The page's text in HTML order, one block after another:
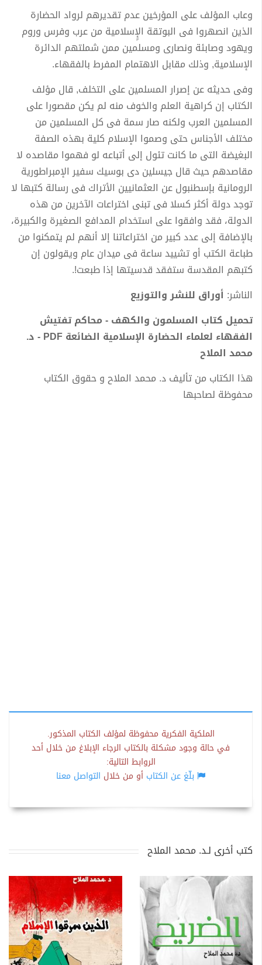
وعاب المؤلف على المؤرخين عدم تقديرهم لرواد الحضارة
الذين انصهروا فى البوتقة الإٍسلامية من عرب وفرس وروم
ويهود وصابئة ونصارى ومسلمين ممن شملتهم الدائرة
الإسلامية, وذلك مقابل الاهتمام المفرط بالفقهاء.
وفى حديثه عن إصرار المسلمين على التخلف, قال مؤلف
الكتاب إن كراهية العلم والخوف منه لم يكن مقصورا على
المسلمين العرب ولكنه صار سمة فى كل المسلمين من
مختلف الأجناس حتى وصموا الإسلام كلية بهذه الصفة
البغيضة التى ما كانت تئول إلى أتباعه لو فهموا مقاصده لا
مقاصدهم حيث قال جيسلين دى بوسيك سفير الإمبراطورية
الرومانية بإسطنبول عن العثمانيين الأتراك فى رسالة كتبها لا
توجد دولة أكثر كسلا فى تبنى اختراعات الآخرين من هذه
الدولة، فقد وافقوا على استخدام المدافع الصغيرة والكبيرة،
بالإضافة إلى عدد كبير من اختراعاتنا إلا أنهم لم يتمكنوا من
طباعة الكتب أو تشييد ساعة فى ميدان عام ويقولون إن
كتبهم المقدسة ستفقد قدسيتها إذا طبعت!.
الناشر: أوراق للنشر والتوزيع
تحميل كتاب المسلمون والكهف - محاكم تفتيش
الفقهاء لعلماء الحضارة الإسلامية الضائعة PDF - د.
محمد الملاح
هذا الكتاب من تأليف د. محمد الملاح و حقوق الكتاب
محفوظة لصاحبها
الملكية الفكرية محفوظة لمؤلف الكتاب المذكور.
في حالة وجود مشكلة بالكتاب الرجاء الإبلاغ من خلال أحد
الروابط التالية:
بلّغ عن الكتاب أو من خلال التواصل معنا
كتب أخرى لـد. محمد الملاح